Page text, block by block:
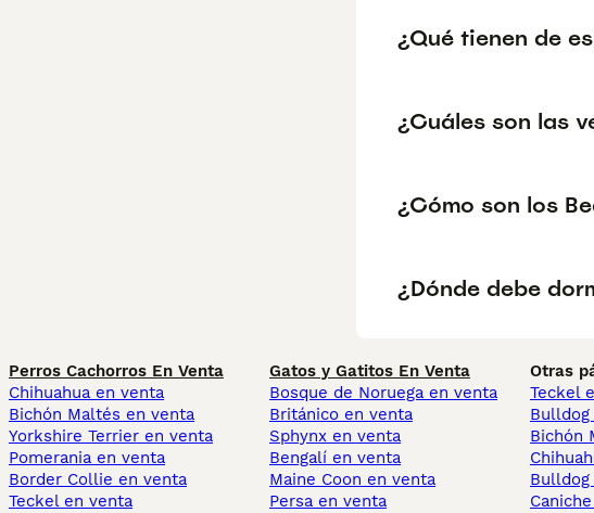
¿Qué tienen de
¿Cuáles son las
¿Cómo son los
¿Dónde debe
Perros Cachorros En Venta
Chihuahua en venta
Bichón Maltés en venta
Yorkshire Terrier en venta
Pomerania en venta
Border Collie en venta
Teckel en venta
Gatos y Gatitos En Venta
Bosque de Noruega en venta
Británico en venta
Sphynx en venta
Bengalí en venta
Maine Coon en venta
Persa en venta
Otras
Teckel
Bulldog
Bichón
Bulldog